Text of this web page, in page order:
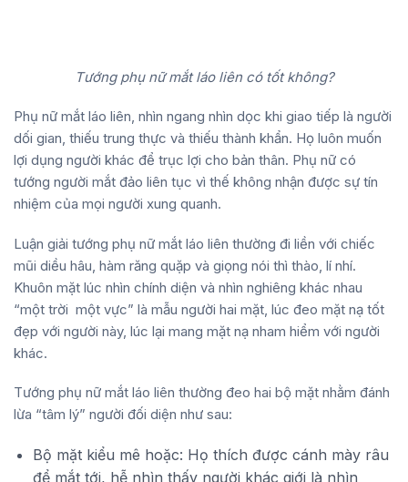
Tướng phụ nữ mắt láo liên có tốt không?
Phụ nữ mắt láo liên, nhìn ngang nhìn dọc khi giao tiếp là người
dối gian, thiếu trung thực và thiếu thành khẩn. Họ luôn muốn
lợi dụng người khác để trục lợi cho bản thân. Phụ nữ có
tướng người mắt đảo liên tục vì thế không nhận được sự tín
nhiệm của mọi người xung quanh.
Luận giải tướng phụ nữ mắt láo liên thường đi liền với chiếc
mũi diều hâu, hàm răng quặp và giọng nói thì thào, lí nhí.
Khuôn mặt lúc nhìn chính diện và nhìn nghiêng khác nhau
“một trời một vực” là mẫu người hai mặt, lúc đeo mặt nạ tốt
đẹp với người này, lúc lại mang mặt nạ nham hiểm với người
khác.
Tướng phụ nữ mắt láo liên thường đeo hai bộ mặt nhằm đánh
lừa “tâm lý” người đối diện như sau:
Bộ mặt kiểu mê hoặc: Họ thích được cánh mày râu
để mắt tới, hễ nhìn thấy người khác giới là nhìn